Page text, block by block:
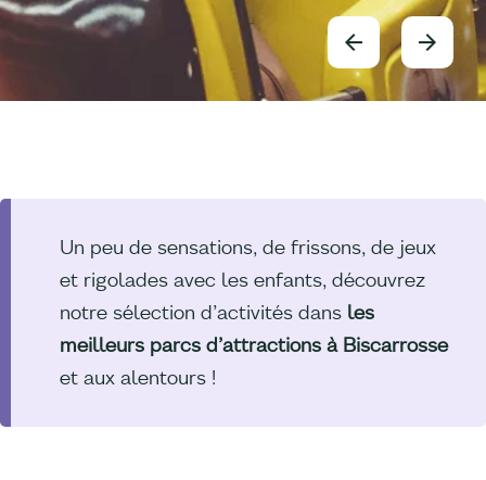
Un peu de sensations, de frissons, de jeux
et rigolades avec les enfants, découvrez
notre sélection d’activités dans les
meilleurs parcs d’attractions à Biscarrosse
et aux alentours !